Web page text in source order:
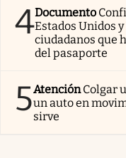
4Documento
Estados Unidos
ciudadanos que
del pasaporte
5AtenciónColgar
un auto en
sirve